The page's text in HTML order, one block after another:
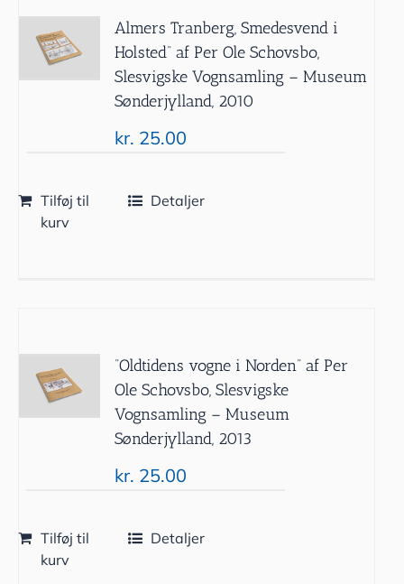
Almers Tranberg, Smedesvend i
Holsted” af Per Ole Schovsbo,
Slesvigske Vognsamling – Museum
Sønderjylland, 2010
kr. 25.00
Tilføj til
kurv
Detaljer
”Oldtidens vogne i Norden” af Per
Ole Schovsbo, Slesvigske
Vognsamling – Museum
Sønderjylland, 2013
kr. 25.00
Tilføj til
kurv
Detaljer